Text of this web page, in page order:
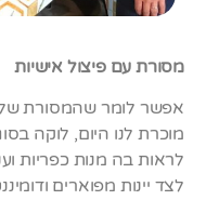
מסורת עם פיצול אישיות
אפשר לומר שהמסורת של
מוכרת לנו היום, לוקה
לראות בה מנות כפריות
לצד יינות מפוארים